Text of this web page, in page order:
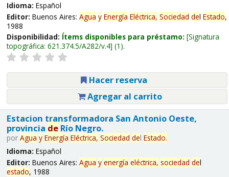
Idioma: Español
Editor: Buenos Aires: Agua y Energía Eléctrica, Sociedad del Estado,
1988
Disponibilidad: Ítems disponibles para préstamo: Signatura
topográfica: 621.374.5/A282/v.4 (1).
Hacer reserva
Agregar al carrito
Estacion transformadora San Antonio Oeste,
provincia deRío Negro.
por Agua y Energía Eléctrica, Sociedad del Estado.
Idioma: Español
Editor: Buenos Aires: Agua y energía eléctrica, sociedad del
estado, 1988